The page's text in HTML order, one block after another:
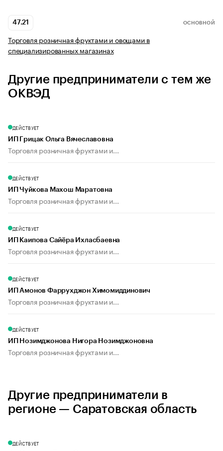
47.21 ОСНОВНОЙ
Торговля розничная фруктами и овощами в
специализированных магазинах
Другие предприниматели с тем же
ОКВЭД
ДЕЙСТВУЕТ
ИП Грицак Ольга Вячеславовна
Торговля розничная фруктами и...
ДЕЙСТВУЕТ
ИП Чуйкова Махош Маратовна
Торговля розничная фруктами и...
ДЕЙСТВУЕТ
ИП Каипова Сайёра Ихласбаевна
Торговля розничная фруктами и...
ДЕЙСТВУЕТ
ИП Амонов Фаррухджон Химомиддинович
Торговля розничная фруктами и...
ДЕЙСТВУЕТ
ИП Нозимджонова Нигора Нозимджоновна
Торговля розничная фруктами и...
Другие предприниматели в
регионе — Саратовская область
ДЕЙСТВУЕТ